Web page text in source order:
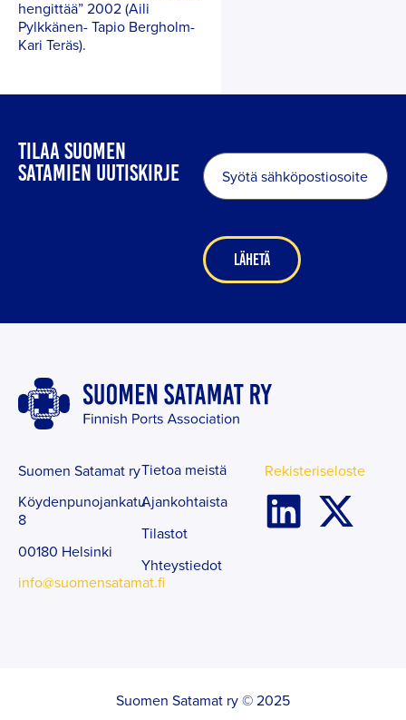
hengittää” 2002 (Aili
Pylkkänen- Tapio Bergholm-
Kari Teräs).
TILAA SUOMEN
SATAMIEN UUTISKIRJE
Sähköposti*
Suomen Satamat ry
Köydenpunojankatu
8
00180 Helsinki
info@suomensatamat.fi
Tietoa meistä
Ajankohtaista
Tilastot
Yhteystiedot
Rekisteriseloste
Suomen Satamat ry © 2025